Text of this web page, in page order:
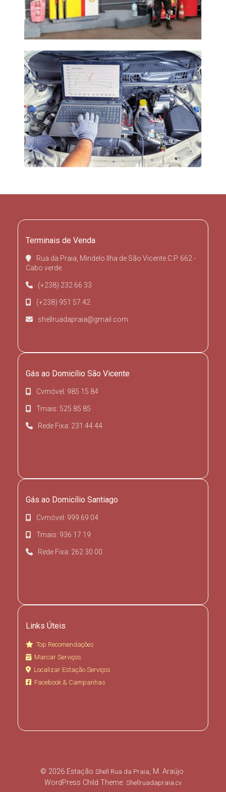
Terminais de Venda
Rua da Praia, Mindelo Ilha de São Vicente C.P. 662 -
Cabo verde.
(+238) 232 66 33
(+238) 951 57 42
shellruadapraia@gmail.com
Gás ao Domicílio São Vicente
Cvmóvel: 985 15 84
Tmais: 525 85 85
Rede Fixa: 231 44 44
Gás ao Domicílio Santiago
Cvmóvel: 999 69 04
Tmais: 936 17 19
Rede Fixa: 262 30 00
Links Úteis
Top Recomendações
Marcar Serviços
Localizar Estação Serviços
Facebook & Campanhas
© 2026 EstaçãoShell Rua da Praia, M. Araújo.
WordPress Child Theme: Shellruadapraia.cv